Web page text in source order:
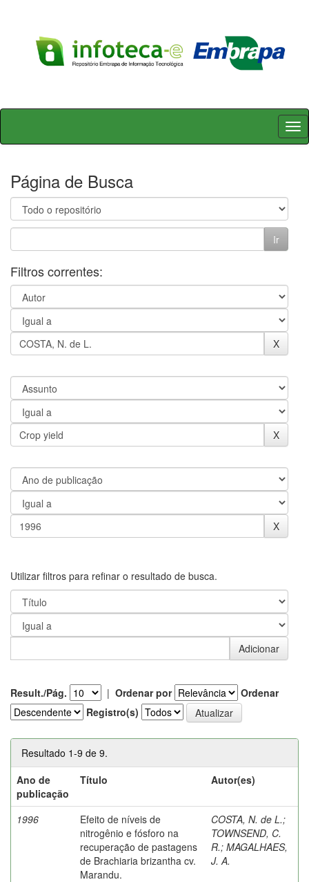
Skip
Página de Busca
Filtros correntes:
Utilizar filtros para refinar o resultado de busca.
Result./Pág. | Ordenar por
Ordenar
Registro(s)
Resultado 1-9 de 9.
Ano de
publicação
Título Autor(es)
1996
Efeito de níveis de
nitrogênio e fósforo na
recuperação de pastagens
de Brachiaria brizantha cv.
Marandu.
COSTA, N. de L.;
TOWNSEND, C.
R.; MAGALHAES,
J. A.